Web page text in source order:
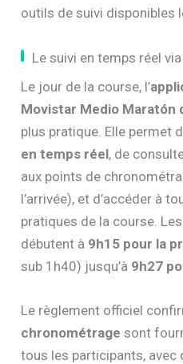
outils de suivi disponibles
Le suivi en temps réel
Le jour de la course, l’
Movistar Medio Maratón
plus pratique. Elle permet
en temps réel, de
aux points de
l’arrivée), et d’accéder à
pratiques de la course.
débutent à 9h15 pour la
sub 1h40) jusqu’à 9h27
Le règlement officiel
chronométrage sont
tous les participants,